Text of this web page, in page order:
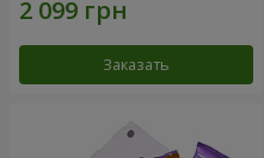
Заказать